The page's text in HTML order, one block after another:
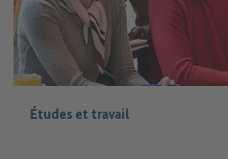
Études et travail